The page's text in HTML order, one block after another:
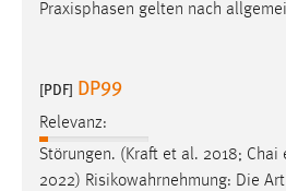
Praxisphasen gelten nach
[PDF] DP99
Relevanz:
Störungen. (Kraft et al. 2018;
2022) Risikowahrnehmung: Die